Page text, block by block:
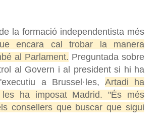
la formació independentista més
encara cal trobar la manera
al Parlament. Preguntada sobre
al Govern i al president si hi ha
a Brussel·les, Artadi ha
ha imposat Madrid. "És més
consellers que buscar que sigui